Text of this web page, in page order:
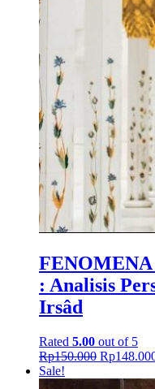
: Analisis
Irsâd
Rated 5.00 out of 5
Rp150.000 Rp
Sale!